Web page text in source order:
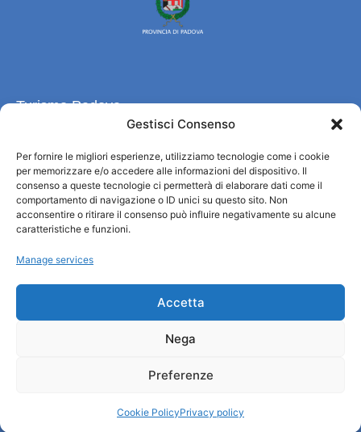
Gestisci Consenso
Per fornire le migliori esperienze, utilizziamo tecnologie come i cookie
per memorizzare e/o accedere alle informazioni del dispositivo. Il
consenso a queste tecnologie ci permetterà di elaborare dati come il
comportamento di navigazione o ID unici su questo sito. Non
acconsentire o ritirare il consenso può influire negativamente su alcune
caratteristiche e funzioni.
Manage services
Accetta
Nega
Preferenze
Cookie PolicyPrivacy policy
Turismo Padova
Information et accueil des tourist / IAT
Privacy policy
Cookie Policy (UE)
Credits
Information